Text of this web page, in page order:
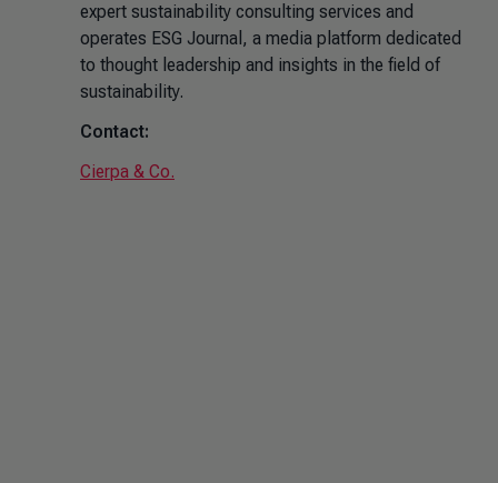
expert sustainability consulting services and
operates ESG Journal, a media platform dedicated
to thought leadership and insights in the field of
sustainability.
Contact:
Cierpa & Co.